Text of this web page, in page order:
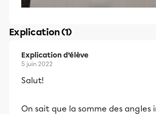
Explication (1)
Explication d’élève
5 juin 2022
Salut!
On sait que la somme des angles